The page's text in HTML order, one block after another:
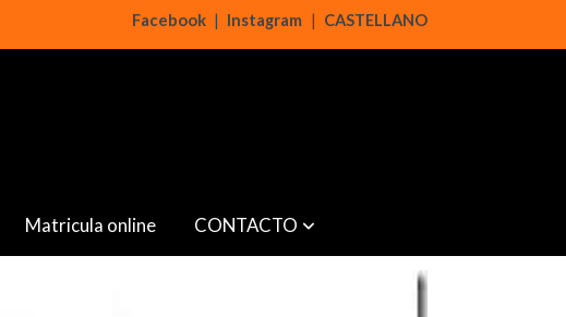
Facebook | Instagram | CASTELLANO
Matricula online CONTACTO